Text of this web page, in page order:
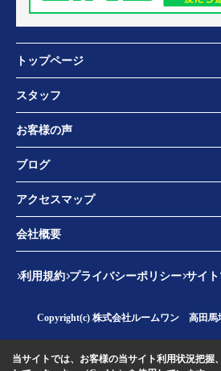
トップページ
スタッフ
お客様の声
ブログ
アクセスマップ
会社概要
利用規約 プライバシーポリシー サイ
Copyright(c) 株式会社ルームワン 高田馬
当サイトでは、お客様の当サイト利用状況把握